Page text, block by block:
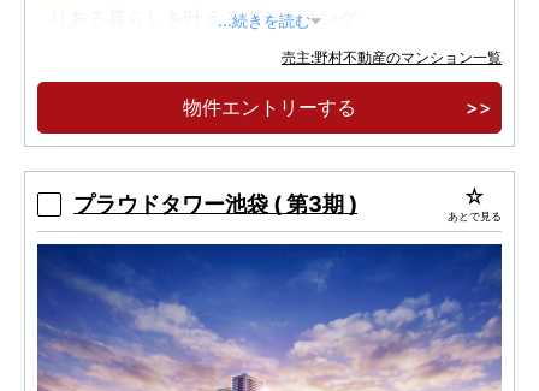
りある暮らしを叶えるプランニング
「住居系地域＆3方接道角地」 通風や採光にも
配慮された落ち着いた邸宅地
「全戸床快full＆サイクルガレージ採用・認定
...続きを読む
売主:野村不動産のマンション一覧
物件エントリーする
プラウドタワー池袋 ( 第3期 ) あとで見る